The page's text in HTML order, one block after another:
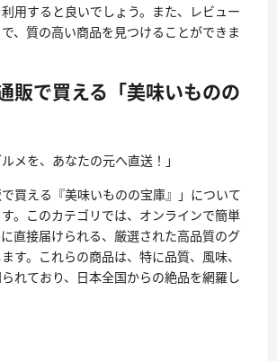
用すると良いでしょう。また、レビュー
、質の高い商品を見つけることができま
販で買える「美味いものの
メを、あなたの元へ直送！」
で買える『美味いものの宝庫』」について
。このカテゴリでは、オンラインで簡単
直接届けられる、厳選された高品質のグ
す。これらの商品は、特に品質、風味、
れており、日本全国からの絶品を網羅し